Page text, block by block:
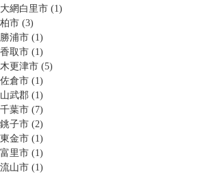
大網白里市 (1)
柏市 (3)
勝浦市 (1)
香取市 (1)
木更津市 (5)
佐倉市 (1)
山武郡 (1)
千葉市 (7)
銚子市 (2)
東金市 (1)
富里市 (1)
流山市 (1)